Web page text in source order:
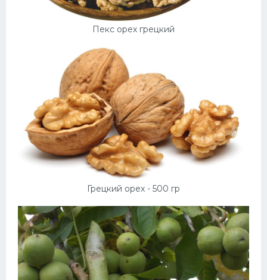
Пекс орех грецкий
Грецкий орех - 500 гр